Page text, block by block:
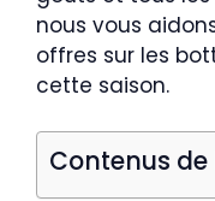
nous vous
offres sur les
cette saison.
Contenus